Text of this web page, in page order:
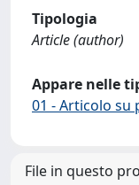
Tipologia
Article (author)
Appare nelle
01 - Articolo su
File in questo